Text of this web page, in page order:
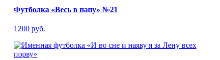
Футболка «Весь в папу» №21
1200 руб.